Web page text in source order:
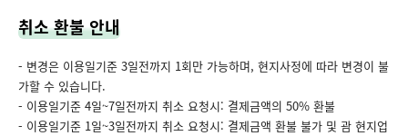
취소 환불 안내
- 변경은 이용일기준 3일전까지 1회만 가능하며, 현지사정에 따라 변경이 불
가할 수 있습니다.
- 이용일기준 4일~7일전까지 취소 요청시: 결제금액의 50% 환불
- 이용일기준 1일~3일전까지 취소 요청시: 결제금액 환불 불가 및 괌 현지업